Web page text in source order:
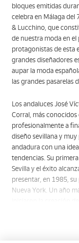
bloques emitidas
celebra en Málaga del
& Lucchino, que
de nuestra moda en
protagonistas de esta
grandes diseñadores
aupar la moda
las grandes pasarelas
Los andaluces José
Corral, más
profesionalmente a
diseño sevillana y
andadura con una
tendencias. Su
Sevilla y el éxito
presentar, en 1985,
Nueva York. Un año
A lo largo de estos